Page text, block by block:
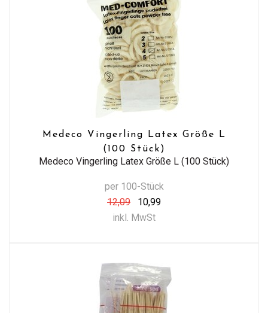
Medeco Vingerling Latex Größe L
(100 Stück)
Medeco Vingerling Latex Größe L (100 Stück)
per 100-Stück
12,09
10,99
inkl. MwSt